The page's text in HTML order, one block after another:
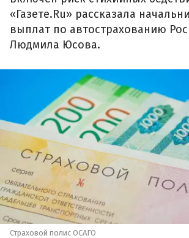
«Газете.Ru» рассказала
выплат по автострахованию
Людмила Юсова.
Страховой полис ОСАГО